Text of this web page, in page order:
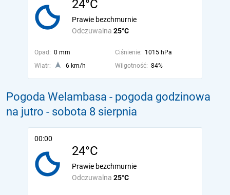
24°C
Odczuwalna 25°C
Prawie bezchmurnie
Opad: 0 mm Ciśnienie: 1015 hPa
Wiatr:
6 km/h Wilgotność: 84%
Pogoda Welambasa - pogoda godzinowa
na jutro - sobota 8 sierpnia
00:00
24°C
Odczuwalna 25°C
Prawie bezchmurnie